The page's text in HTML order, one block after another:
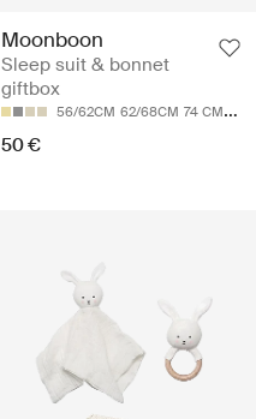
Moonboon
Sleep suit & bonnet
giftbox
56/62CM 62/68CM 74 CM 80
50 €